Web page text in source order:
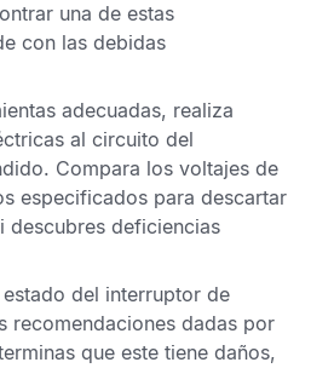
una de estas
con las debidas
adecuadas, realiza
al circuito del
Compara los voltajes de
especificados para descartar
descubres deficiencias
del interruptor de
recomendaciones dadas por
que este tiene daños,